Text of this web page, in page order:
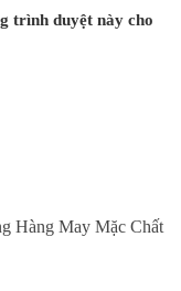
trình duyệt này cho
Hàng May Mặc Chất